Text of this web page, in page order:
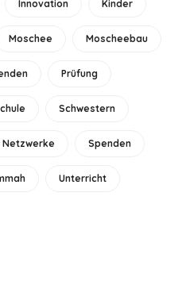
Innovation Kinder
Moschee Moscheebau
Prüfung
Schwestern
Netzwerke Spenden
Unterricht